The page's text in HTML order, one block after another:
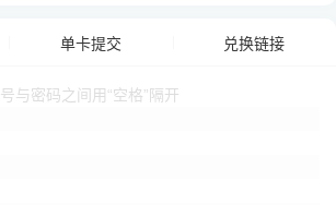
单卡提交 兑换链接